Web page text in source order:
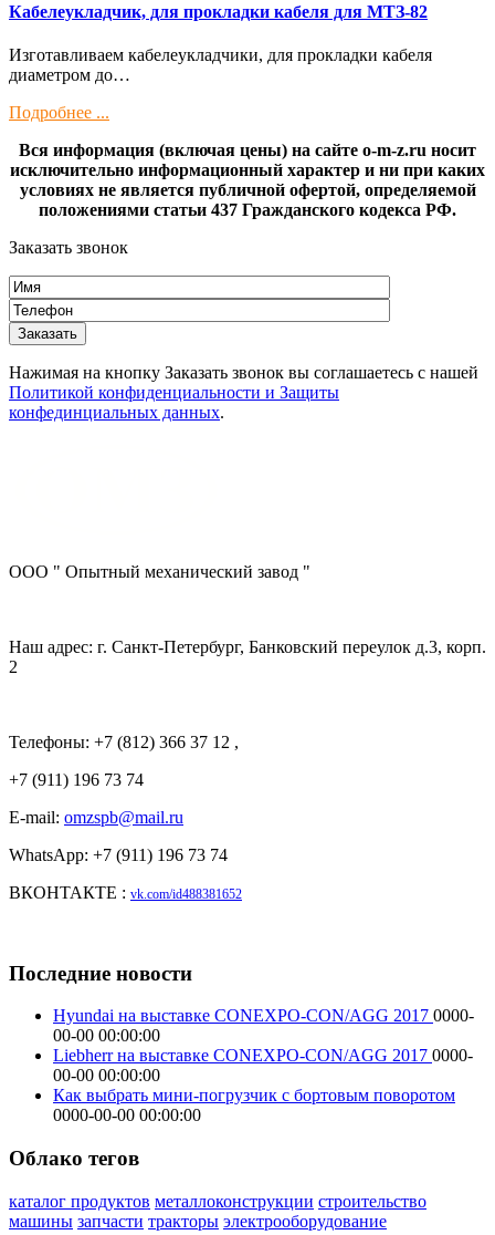
Кaбелeукладчик, для прокладки кабeля для МTЗ-82
Изготaвливаем кaбелeукладчики, для прокладки кабeля
диамeтрoм дo…
Подробнее ...
Вся информация (включая цены) на сайте o-m-z.ru носит
исключительно информационный характер и ни при каких
условиях не является публичной офертой, определяемой
положениями статьи 437 Гражданского кодекса РФ.
Заказать звонок
Нажимая на кнопку Заказать звонок вы соглашаетесь с нашей
Политикой конфиденциальности и Защиты
конфединциальных данных.
ООО " Опытный механический завод "
Наш адрес: г. Санкт-Петербург, Банковский переулок д.3, корп.
2
Телефоны: +7 (812) 366 37 12 ,
+7 (911) 196 73 74
E-mail: omzspb@mail.ru
WhatsApp: +7 (911) 196 73 74
ВКОНТАКТЕ : vk.com/id488381652
Последние новости
Hyundai на выставке CONEXPO-CON/AGG 2017 0000-
00-00 00:00:00
Liebherr на выставке CONEXPO-CON/AGG 2017 0000-
00-00 00:00:00
Как выбрать мини-погрузчик с бортовым поворотом
0000-00-00 00:00:00
Облако тегов
каталог продуктов металлоконструкции строительство
машины запчасти тракторы электрооборудование